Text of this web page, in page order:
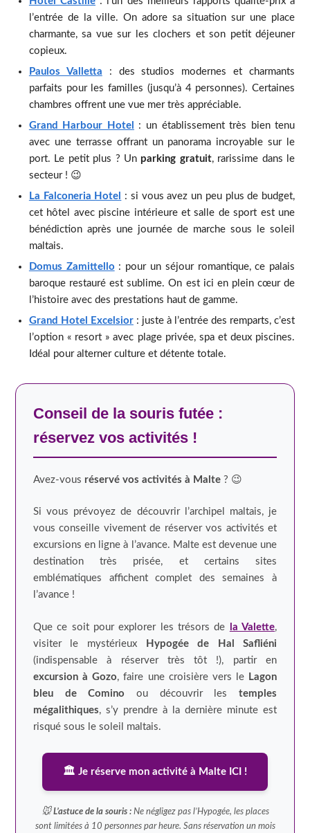
l’entrée de la ville. On adore sa situation sur une place
charmante, sa vue sur les clochers et son petit déjeuner
copieux.
Paulos Valletta : des studios modernes et charmants
parfaits pour les familles (jusqu’à 4 personnes). Certaines
chambres offrent une vue mer très appréciable.
Grand Harbour Hotel
: un établissement très bien tenu
avec une terrasse offrant un panorama incroyable sur le
port. Le petit plus ? Un parking gratuit, rarissime dans le
secteur ! 😉
La Falconeria Hotel
: si vous avez un peu plus de budget,
cet hôtel avec piscine intérieure et salle de sport est une
bénédiction après une journée de marche sous le soleil
maltais.
Domus Zamittello : pour un séjour romantique, ce palais
baroque restauré est sublime. On est ici en plein cœur de
l’histoire avec des prestations haut de gamme.
Grand Hotel Excelsior: juste à l’entrée des remparts, c’est
l’option « resort » avec plage privée, spa et deux piscines.
Idéal pour alterner culture et détente totale.
Conseil de la souris futée :
réservez vos activités !
Avez-vous réservé vos activités à Malte? 😉
Si vous prévoyez de découvrir l’archipel maltais, je
vous conseille vivement de réserver vos activités et
excursions en ligne à l’avance. Malte est devenue une
destination très prisée, et certains sites
emblématiques affichent complet des semaines à
l’avance !
Que ce soit pour explorer les trésors de la Valette,
visiter le mystérieux
Hypogée de Hal Safliéni
(indispensable à réserver très tôt !), partir en
excursion à Gozo, faire une croisière vers le Lagon
bleu de Comino ou découvrir lestemples
mégalithiques, s’y prendre à la dernière minute est
risqué sous le soleil maltais.
🏛️ Je réserve mon activité à Malte ICI !
🐭L’astuce de la souris :Ne négligez pas l’Hypogée, les places
sont limitées à 10 personnes par heure. Sans réservation un mois